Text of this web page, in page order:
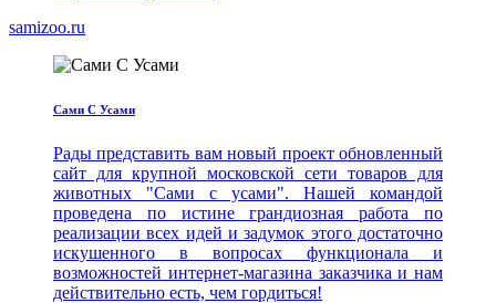
samizoo.ru
Сами С Усами
Рады представить вам новый проект обновленный
сайт для крупной московской сети товаров для
животных "Сами с усами". Нашей командой
проведена по истине грандиозная работа по
реализации всех идей и задумок этого достаточно
искушенного в вопросах функционала и
возможностей интернет-магазина заказчика и нам
действительно есть, чем гордиться!